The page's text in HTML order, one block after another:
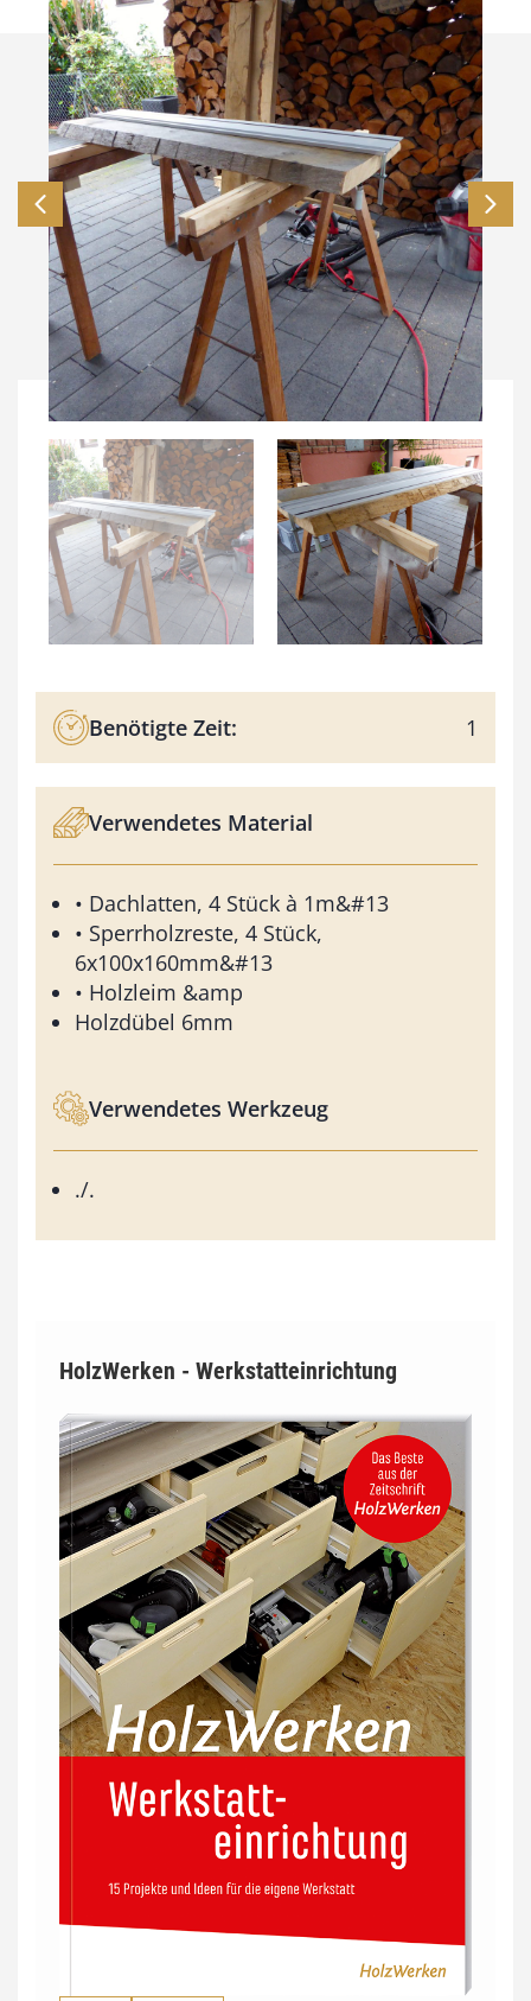
Benötigte Zeit: 1
Verwendetes Material
• Dachlatten, 4 Stück à 1m&#13
• Sperrholzreste, 4 Stück,
6x100x160mm&#13
• Holzleim &amp
Holzdübel 6mm
Verwendetes Werkzeug
./.
HolzWerken - Werkstatteinrichtung